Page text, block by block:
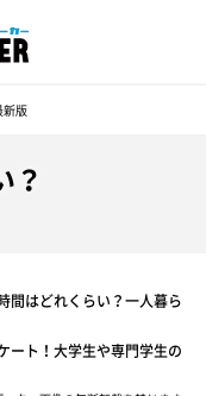
新版
？
間はどれくらい？一人暮ら
ート！大学生や専門学生の